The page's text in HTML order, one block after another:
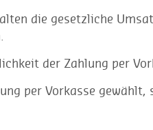
die gesetzliche
der Zahlung per
per Vorkasse